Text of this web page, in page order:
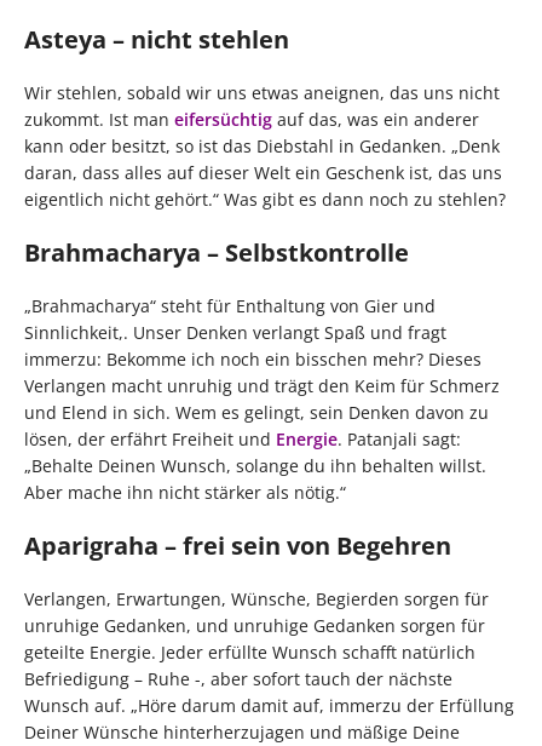
Asteya – nicht stehlen
Wir stehlen, sobald wir uns etwas aneignen, das uns nicht
zukommt. Ist man eifersüchtig auf das, was ein anderer
kann oder besitzt, so ist das Diebstahl in Gedanken. „Denk
daran, dass alles auf dieser Welt ein Geschenk ist, das uns
eigentlich nicht gehört.“ Was gibt es dann noch zu stehlen?
Brahmacharya – Selbstkontrolle
„Brahmacharya“ steht für Enthaltung von Gier und
Sinnlichkeit,. Unser Denken verlangt Spaß und fragt
immerzu: Bekomme ich noch ein bisschen mehr? Dieses
Verlangen macht unruhig und trägt den Keim für Schmerz
und Elend in sich. Wem es gelingt, sein Denken davon zu
lösen, der erfährt Freiheit und Energie. Patanjali sagt:
„Behalte Deinen Wunsch, solange du ihn behalten willst.
Aber mache ihn nicht stärker als nötig.“
Aparigraha – frei sein von Begehren
Verlangen, Erwartungen, Wünsche, Begierden sorgen für
unruhige Gedanken, und unruhige Gedanken sorgen für
geteilte Energie. Jeder erfüllte Wunsch schafft natürlich
Befriedigung – Ruhe -, aber sofort tauch der nächste
Wunsch auf. „Höre darum damit auf, immerzu der Erfüllung
Deiner Wünsche hinterherzujagen und mäßige Deine